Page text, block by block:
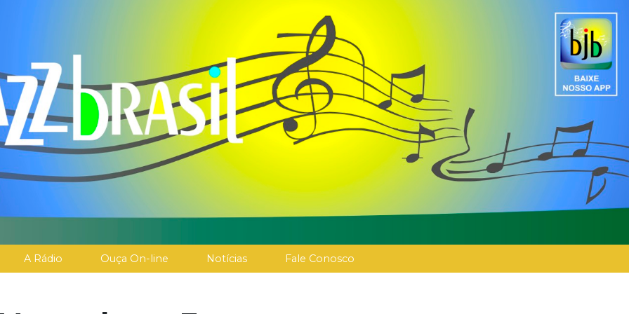
A Rádio Ouça On-line Notícias Fale Conosco